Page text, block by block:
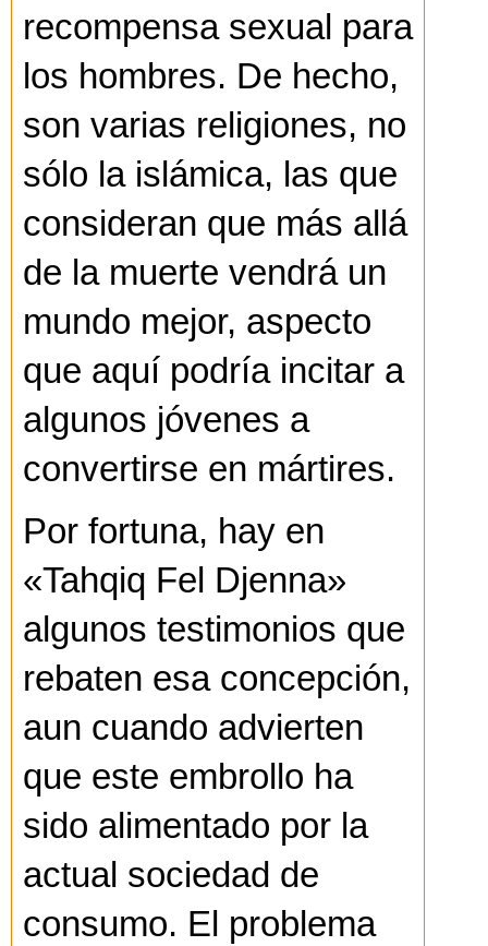
recompensa sexual para
los hombres. De hecho,
son varias religiones, no
sólo la islámica, las que
consideran que más allá
de la muerte vendrá un
mundo mejor, aspecto
que aquí podría incitar a
algunos jóvenes a
convertirse en mártires.
Por fortuna, hay en
«Tahqiq Fel Djenna»
algunos testimonios que
rebaten esa concepción,
aun cuando advierten
que este embrollo ha
sido alimentado por la
actual sociedad de
consumo. El problema